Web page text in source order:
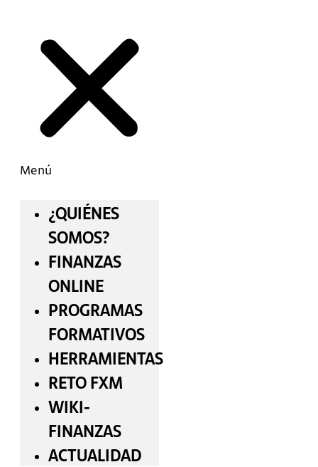
Menú
¿QUIÉNES
SOMOS?
FINANZAS
ONLINE
PROGRAMAS
FORMATIVOS
HERRAMIENTAS
RETO FXM
WIKI-
FINANZAS
ACTUALIDAD